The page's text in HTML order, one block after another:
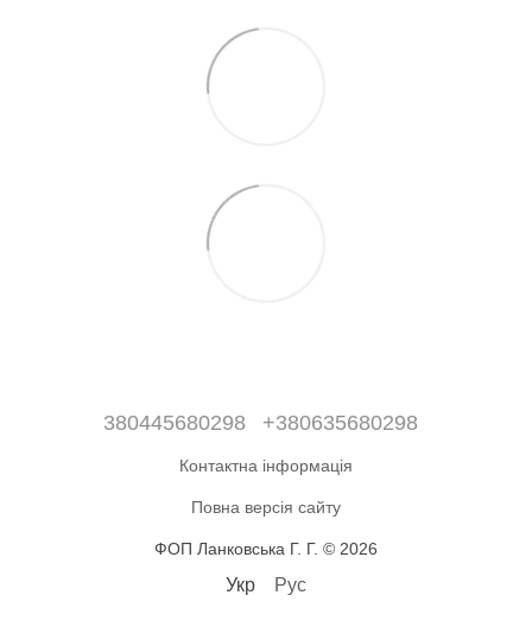
380445680298 +380635680298
Контактна інформація
Повна версія сайту
ФОП Ланковська Г. Г. © 2026
Укр Рус